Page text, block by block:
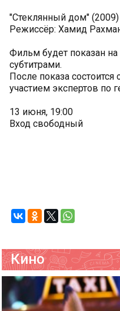
"Стеклянный дом" (2009)
Режиссёр: Хамид
Фильм будет показан
субтитрами.
После показа
участием экспертов по
13 июня, 19:00
Вход свободный
Кино